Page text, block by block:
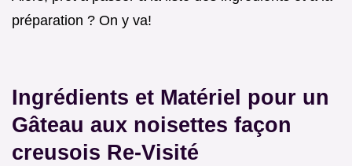
préparation ? On y va!
Ingrédients et Matériel pour un
Gâteau aux noisettes façon
creusois Re-Visité